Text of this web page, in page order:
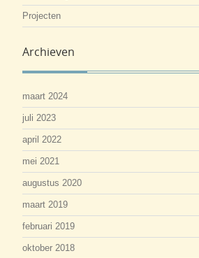
Projecten
Archieven
maart 2024
juli 2023
april 2022
mei 2021
augustus 2020
maart 2019
februari 2019
oktober 2018